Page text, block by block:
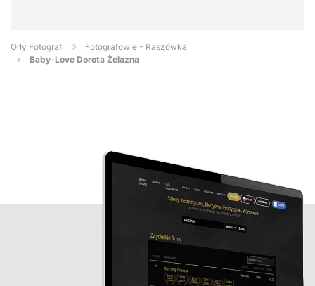
Orły Fotografii
Fotografowie - Raszówka
Baby-Love Dorota Żelazna